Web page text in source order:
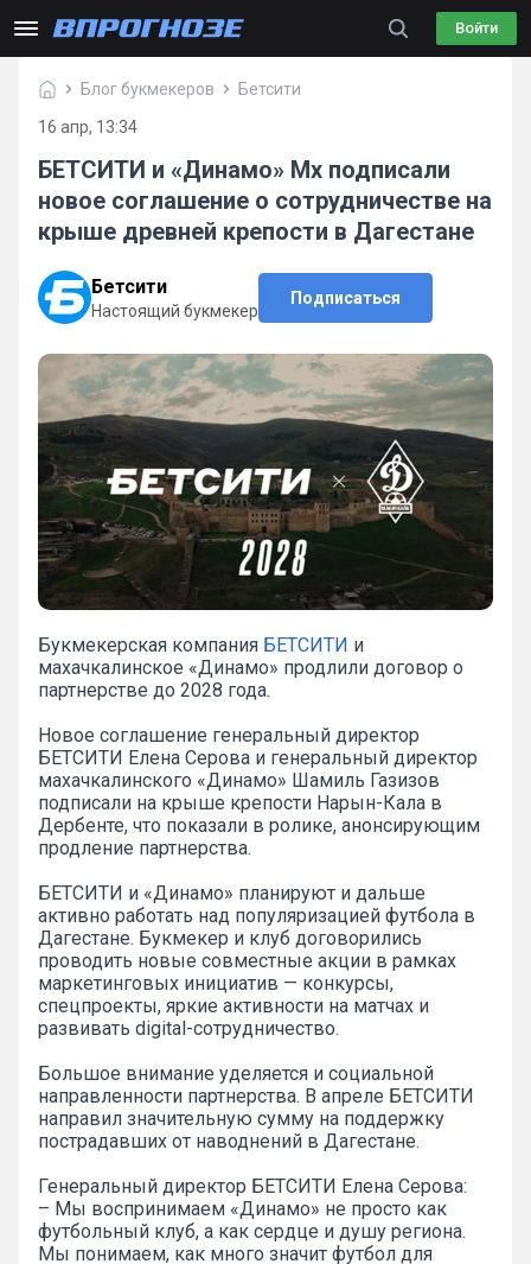
Войти
Блог букмекеров Бетсити
16 апр, 13:34
БЕТСИТИ и «Динамо» Мх подписали
новое соглашение о сотрудничестве на
крыше древней крепости в Дагестане
Бетсити
Настоящий букмекер
Подписаться
Букмекерская компания БЕТСИТИ и
махачкалинское «Динамо» продлили договор о
партнерстве до 2028 года.
Новое соглашение генеральный директор
БЕТСИТИ Елена Серова и генеральный директор
махачкалинского «Динамо» Шамиль Газизов
подписали на крыше крепости Нарын-Кала в
Дербенте, что показали в ролике, анонсирующим
продление партнерства.
БЕТСИТИ и «Динамо» планируют и дальше
активно работать над популяризацией футбола в
Дагестане. Букмекер и клуб договорились
проводить новые совместные акции в рамках
маркетинговых инициатив — конкурсы,
спецпроекты, яркие активности на матчах и
развивать digital-сотрудничество.
Большое внимание уделяется и социальной
направленности партнерства. В апреле БЕТСИТИ
направил значительную сумму на поддержку
пострадавших от наводнений в Дагестане.
Генеральный директор БЕТСИТИ Елена Серова:
– Мы воспринимаем «Динамо» не просто как
футбольный клуб, а как сердце и душу региона.
Мы понимаем, как много значит футбол для